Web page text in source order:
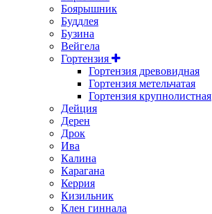
Боярышник
Буддлея
Бузина
Вейгела
Гортензия
Гортензия древовидная
Гортензия метельчатая
Гортензия крупнолистная
Дейция
Дерен
Дрок
Ива
Калина
Карагана
Керрия
Кизильник
Клен гиннала